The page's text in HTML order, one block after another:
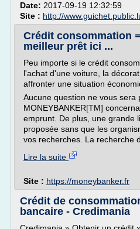
Date: 2017-09-19 12:32:59
Site : http://
Crédit consommation
meilleur prêt ici ...
Peu importe si le crédit
l'achat d'une voiture, la
affronter une situation
Aucune question ne vous sera
MONEYBANKER[TM]
emprunt. De plus, une grande
proposée sans que les
vos recherches. La recherche
Lire la suite
Site : https://moneybanker.fr
Crédit de
bancaire - Credimania